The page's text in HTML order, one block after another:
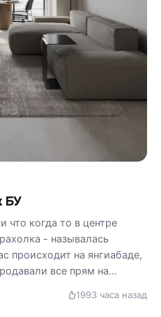
БУ
что когда то в центре
- называлась
происходит на янгиабаде,
все прям на…
1993 часа назад